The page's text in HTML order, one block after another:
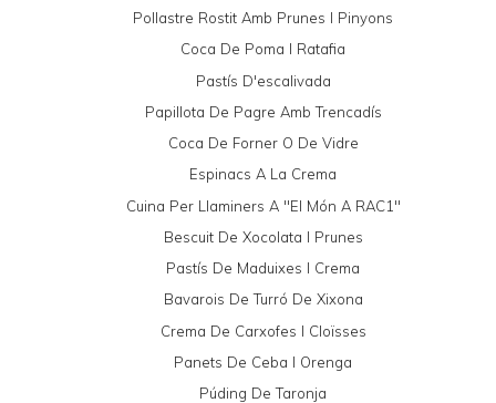
Pollastre Rostit Amb Prunes I Pinyons
Coca De Poma I Ratafia
Pastís D'escalivada
Papillota De Pagre Amb Trencadís
Coca De Forner O De Vidre
Espinacs A La Crema
Cuina Per Llaminers A "El Món A RAC1"
Bescuit De Xocolata I Prunes
Pastís De Maduixes I Crema
Bavarois De Turró De Xixona
Crema De Carxofes I Cloïsses
Panets De Ceba I Orenga
Púding De Taronja